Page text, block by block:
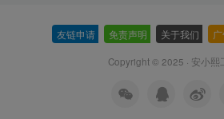
友链申请 免责声明 关于我们
Copyright © 2025 · 安小熙